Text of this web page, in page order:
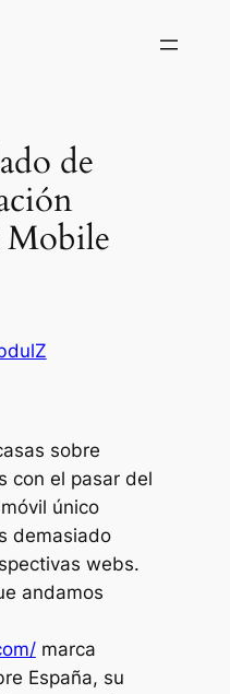
de
Mobile
sobre
con el pasar del
único
demasiado
webs.
andamos
marca
España, su